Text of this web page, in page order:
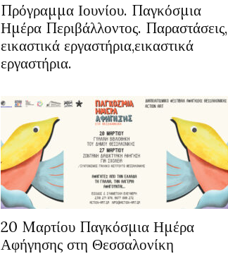
Πρόγραμμα Ιουνίου. Παγκόσμια
Ημέρα Περιβάλλοντος. Παραστάσεις,
εικαστικά εργαστήρια,εικαστικά
εργαστήρια.
20 Mαρτίου Παγκόσμια Ημέρα
Αφήγησης στη Θεσσαλονίκη